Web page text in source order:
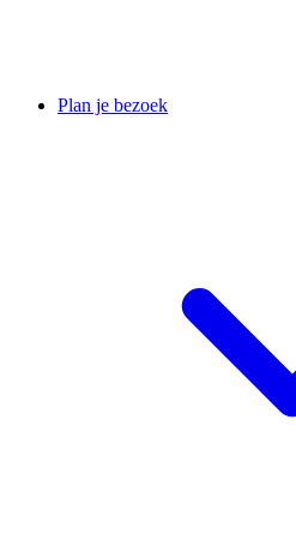
Plan je bezoek